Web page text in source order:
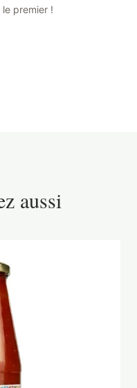
premier !
aussi